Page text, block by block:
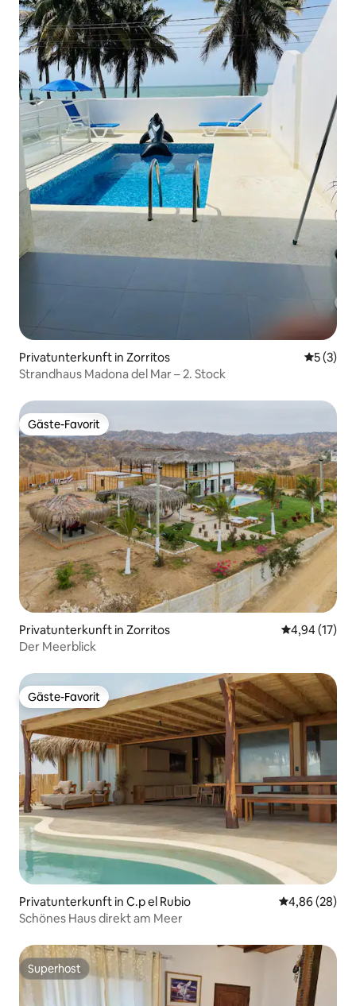
Privatunterkunft in Zorritos
5 (3)
Strandhaus Madona del Mar – 2. Stock
Gäste-Favorit
Gäste-Favorit
Privatunterkunft in Zorritos
4,94 (17)
Der Meerblick
Gäste-Favorit
Gäste-Favorit
Privatunterkunft in C.p el Rubio
4,86 (28)
Schönes Haus direkt am Meer
Superhost
Superhost